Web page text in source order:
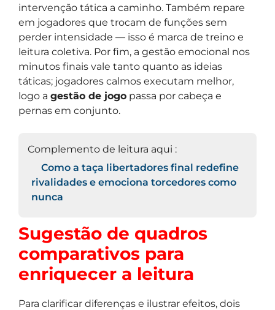
intervenção tática a caminho. Também repare
em jogadores que trocam de funções sem
perder intensidade — isso é marca de treino e
leitura coletiva. Por fim, a gestão emocional nos
minutos finais vale tanto quanto as ideias
táticas; jogadores calmos executam melhor,
logo a gestão de jogo passa por cabeça e
pernas em conjunto.
Complemento de leitura aqui :
Como a taça libertadores final redefine
rivalidades e emociona torcedores como
nunca
Sugestão de quadros
comparativos para
enriquecer a leitura
Para clarificar diferenças e ilustrar efeitos, dois